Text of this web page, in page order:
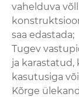
vahelduva
saa edastada;
Tugev
ja karastatud,
kasutusiga
Kõrge